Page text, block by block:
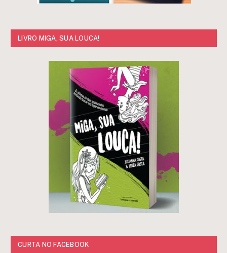
LIVRO MIGA, SUA LOUCA!
CURTA NO FACEBOOK